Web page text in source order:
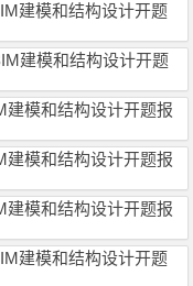
建模和结构设计开题
建模和结构设计开题
建模和结构设计开题报
建模和结构设计开题报
建模和结构设计开题报
建模和结构设计开题